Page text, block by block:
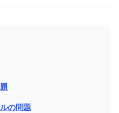
の問題